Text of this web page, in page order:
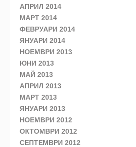
АПРИЛ 2014
МАРТ 2014
ФЕВРУАРИ 2014
ЯНУАРИ 2014
НОЕМВРИ 2013
ЮНИ 2013
МАЙ 2013
АПРИЛ 2013
МАРТ 2013
ЯНУАРИ 2013
НОЕМВРИ 2012
ОКТОМВРИ 2012
СЕПТЕМВРИ 2012